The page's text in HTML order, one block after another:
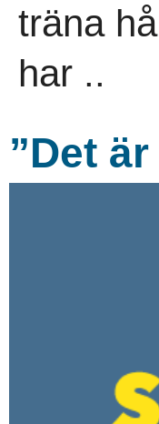
träna
har ..
”Det